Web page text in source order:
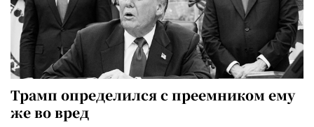
Трамп определился с преемником ему
же во вред